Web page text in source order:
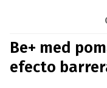
Be+ med
efecto